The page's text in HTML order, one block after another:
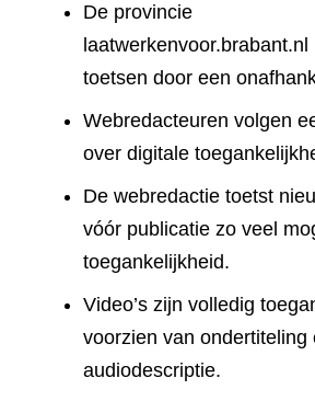
De provincie
toetsen door een
Webredacteuren volgen
over digitale
De webredactie toetst
vóór publicatie zo veel
toegankelijkheid.
Video’s zijn volledig
voorzien van ondertiteling
audiodescriptie.